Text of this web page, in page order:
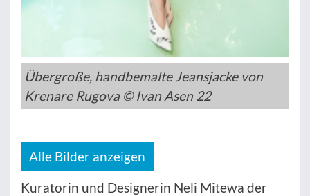
Übergroße, handbemalte Jeansjacke von
Krenare Rugova © Ivan Asen 22
Alle Bilder anzeigen
Kuratorin und Designerin Neli Mitewa der